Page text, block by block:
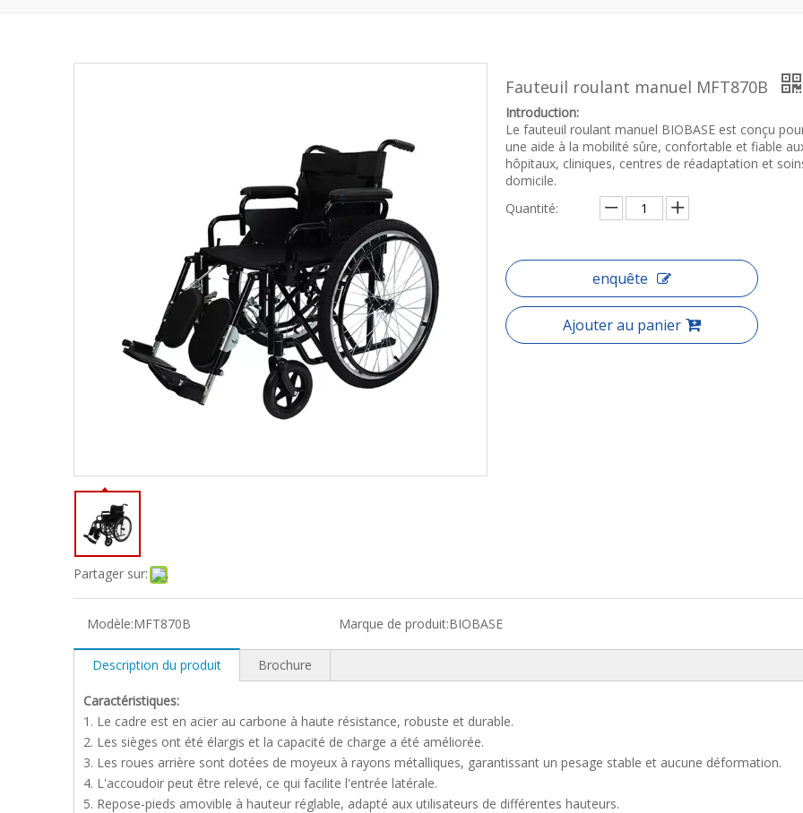
Partager sur:
Fauteuil roulant manuel MFT870B
Introduction:
Le fauteuil roulant manuel BIOBASE est conçu
une aide à la mobilité sûre, confortable et fiable
hôpitaux, cliniques, centres de réadaptation et
domicile.
Quantité:
enquête
Ajouter au panier
Modèle:MFT870B Marque de produit:BIOBASE
Description du produit Brochure
Caractéristiques:
1. Le cadre est en acier au carbone à haute résistance, robuste et durable.
2. Les sièges ont été élargis et la capacité de charge a été améliorée.
3. Les roues arrière sont dotées de moyeux à rayons métalliques, garantissant un pesage stable et aucune déformation.
4. L'accoudoir peut être relevé, ce qui facilite l'entrée latérale.
5. Repose-pieds amovible à hauteur réglable, adapté aux utilisateurs de différentes hauteurs.